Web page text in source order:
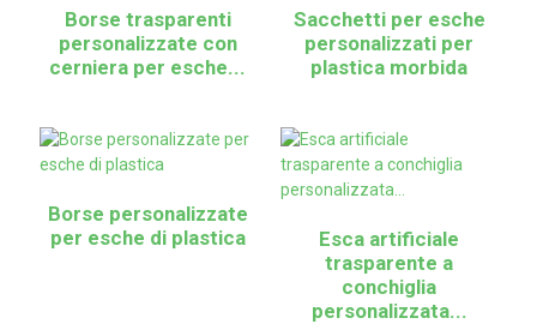
Borse trasparenti
personalizzate con
cerniera per esche...
Sacchetti per esche
personalizzati per
plastica morbida
Borse personalizzate
per esche di plastica
Esca artificiale
trasparente a
conchiglia
personalizzata...